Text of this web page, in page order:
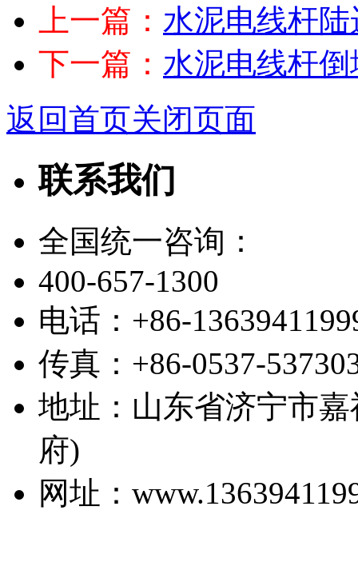
上一篇： 水泥电线杆
下一篇： 水泥电线杆
返回首页关闭页面
联系我们
全国统一咨询：
400-657-1300
电话：+86-
传真：+86-0537-
地址：山东省济宁市
府)
网址：